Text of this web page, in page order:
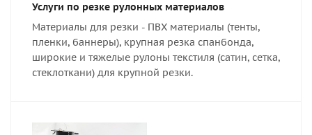
Услуги по резке рулонных материалов
Материалы для резки - ПВХ материалы (тенты,
пленки, баннеры), крупная резка спанбонда,
широкие и тяжелые рулоны текстиля (сатин, сетка,
стеклоткани) для крупной резки.